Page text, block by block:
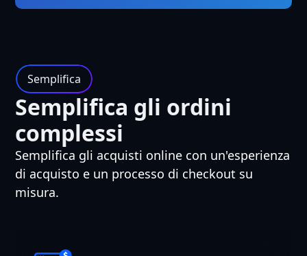
Semplifica
Semplifica gli ordini
complessi
Semplifica gli acquisti online con un'esperienza
di acquisto e un processo di checkout su
misura.